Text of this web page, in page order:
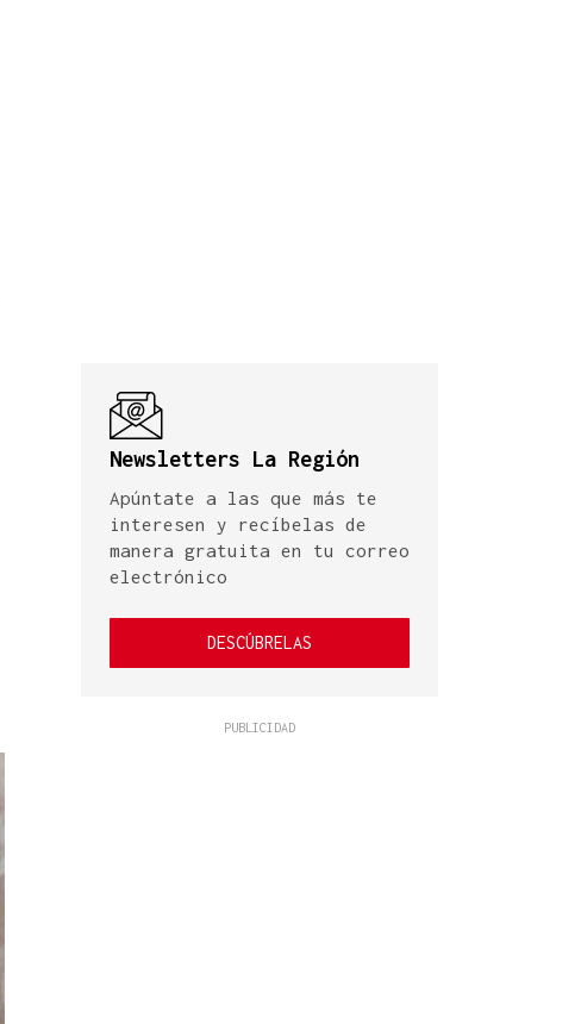
Newsletters La Región
Apúntate a las que más te
interesen y recíbelas de
manera gratuita en tu correo
electrónico
DESCÚBRELAS